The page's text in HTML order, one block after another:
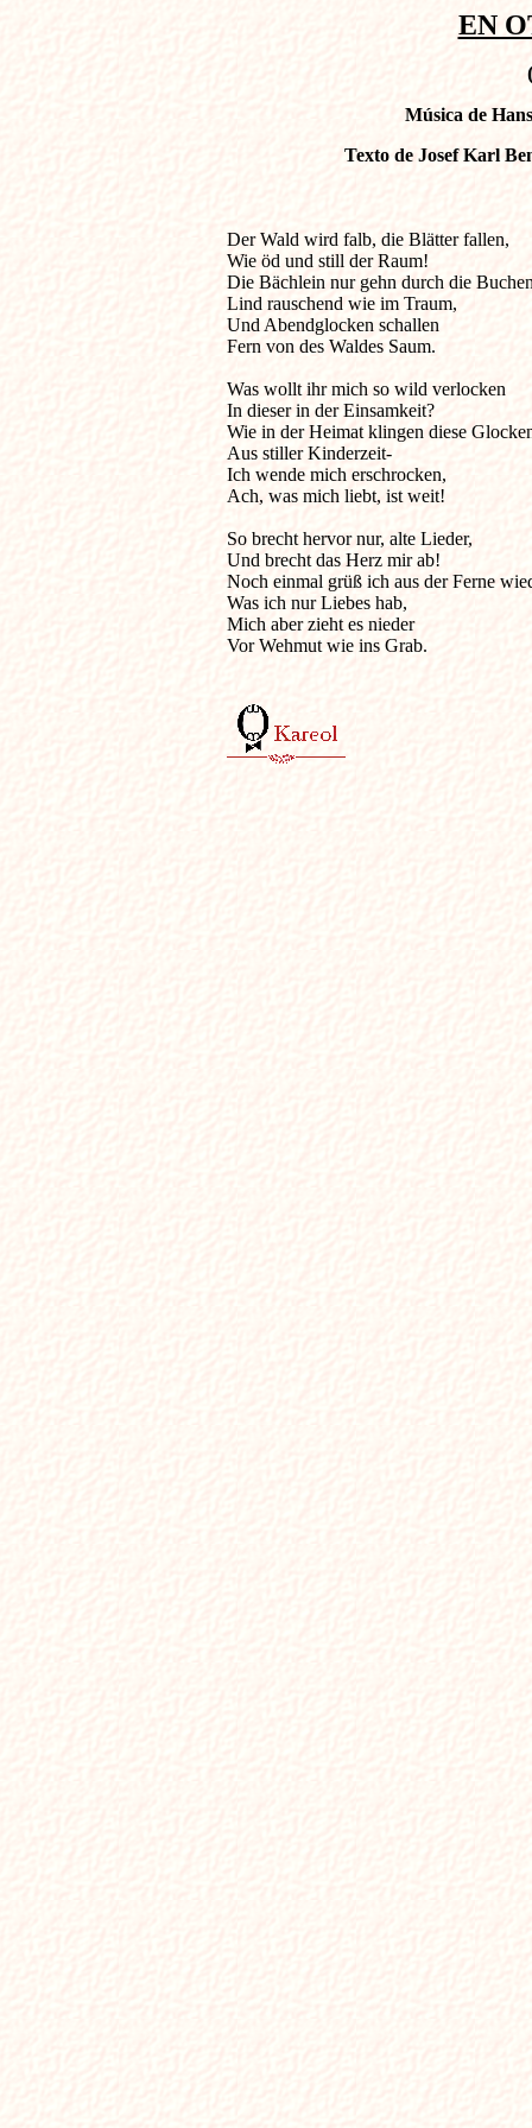
EN
Música de
Texto de Josef Karl
Der Wald wird falb, die
Wie öd und still der Raum!
Die Bächlein nur gehn durch die
Lind rauschend wie im Traum,
Und Abendglocken schallen
Fern von des Waldes Saum.
Was wollt ihr mich so wild verlocken
In dieser in der Einsamkeit?
Wie in der Heimat klingen diese
Aus stiller Kinderzeit-
Ich wende mich erschrocken,
Ach, was mich liebt, ist weit!
So brecht hervor nur, alte Lieder,
Und brecht das Herz mir ab!
Noch einmal grüß ich aus der Ferne
Was ich nur Liebes hab,
Mich aber zieht es nieder
Vor Wehmut wie ins Grab.